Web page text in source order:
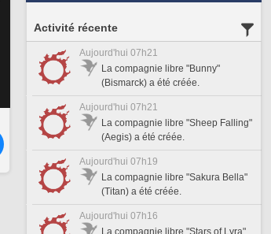
Activité récente
Aujourd'hui 07h21
La compagnie libre "Bunny"
(Bismarck) a été créée.
Aujourd'hui 07h21
La compagnie libre "Sheep Falling"
(Aegis) a été créée.
Aujourd'hui 07h19
La compagnie libre "Sakura Bella"
(Titan) a été créée.
Aujourd'hui 07h16
La compagnie libre "Stars of Lyra"